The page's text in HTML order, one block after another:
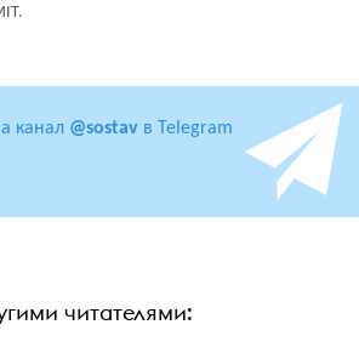
канал @sostav в Telegram
читателями: